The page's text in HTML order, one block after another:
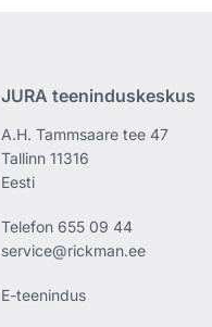
JURA teeninduskeskus
A.H. Tammsaare tee 47
Tallinn 11316
Eesti
Telefon 655 09 44
service@rickman.ee
E-teenindus